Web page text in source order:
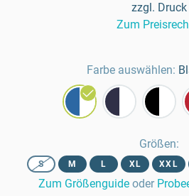
zzgl. Druck
Zum
Farbe auswählen:
Größen:
S M L XL XXL
Zum Größenguide oder